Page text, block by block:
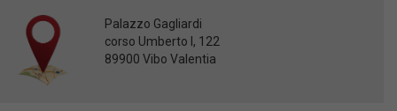
Palazzo Gagliardi
corso Umberto I, 122
89900 Vibo Valentia